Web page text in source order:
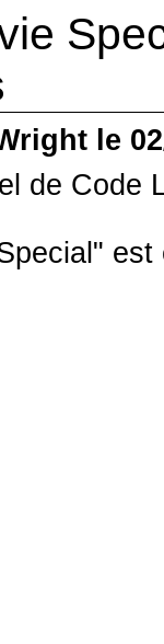
le
de Code